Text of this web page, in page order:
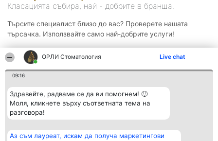
ОРЛИ Стоматология Live chat
09:16
Здравейте, радваме се да ви помогнем! 🙂
Моля, кликнете върху съответната тема на
разговора!
Аз съм лауреат, искам да получа маркетингови
Класацията събира, най - добрите в бранша.
Търсите специалист близо до вас? Проверете нашата
търсачка. Използвайте само най-добрите услуги!
Организатор на
Класация Контакти